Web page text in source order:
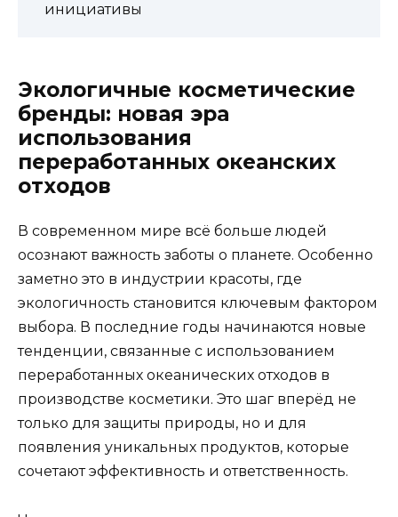
инициативы
Экологичные косметические
бренды: новая эра
использования
переработанных океанских
отходов
В современном мире всё больше людей
осознают важность заботы о планете. Особенно
заметно это в индустрии красоты, где
экологичность становится ключевым фактором
выбора. В последние годы начинаются новые
тенденции, связанные с использованием
переработанных океанических отходов в
производстве косметики. Это шаг вперёд не
только для защиты природы, но и для
появления уникальных продуктов, которые
сочетают эффективность и ответственность.